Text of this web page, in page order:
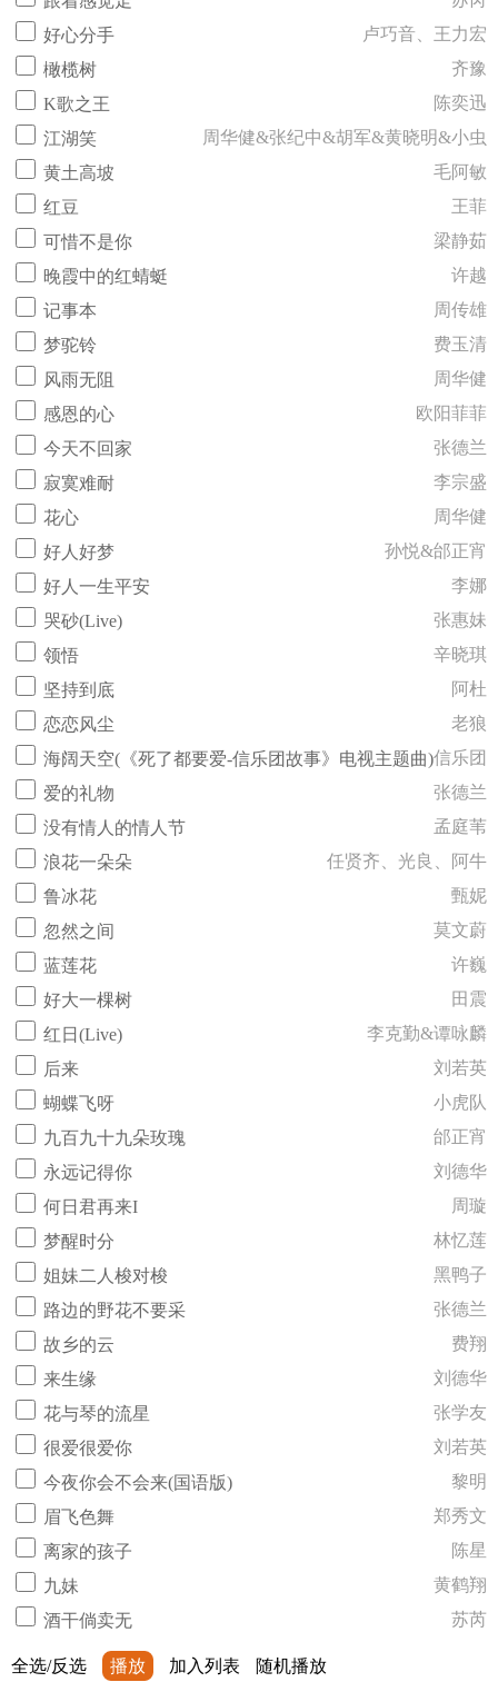
好心分手
卢巧音、王力宏
橄榄树
齐豫
K歌之王
陈奕迅
江湖笑
周华健&张纪中&胡军&黄晓明&小虫
黄土高坡
毛阿敏
红豆
王菲
可惜不是你
梁静茹
晚霞中的红蜻蜓
许越
记事本
周传雄
梦驼铃
费玉清
风雨无阻
周华健
感恩的心
欧阳菲菲
今天不回家
张德兰
寂寞难耐
李宗盛
花心
周华健
好人好梦
孙悦&邰正宵
好人一生平安
李娜
哭砂(Live)
张惠妹
领悟
辛晓琪
坚持到底
阿杜
恋恋风尘
老狼
海阔天空(《死了都要爱-信乐团故事》电视主题曲)信乐团
爱的礼物
张德兰
没有情人的情人节
孟庭苇
浪花一朵朵
任贤齐、光良、阿牛
鲁冰花
甄妮
忽然之间
莫文蔚
蓝莲花
许巍
好大一棵树
田震
红日(Live)
李克勤&谭咏麟
后来
刘若英
蝴蝶飞呀
小虎队
九百九十九朵玫瑰
邰正宵
永远记得你
刘德华
何日君再来I
周璇
梦醒时分
林忆莲
姐妹二人梭对梭
黑鸭子
路边的野花不要采
张德兰
故乡的云
费翔
来生缘
刘德华
花与琴的流星
张学友
很爱很爱你
刘若英
今夜你会不会来(国语版)
黎明
眉飞色舞
郑秀文
离家的孩子
陈星
九妹
黄鹤翔
酒干倘卖无
苏芮
全选/反选 播放 加入列表 随机播放